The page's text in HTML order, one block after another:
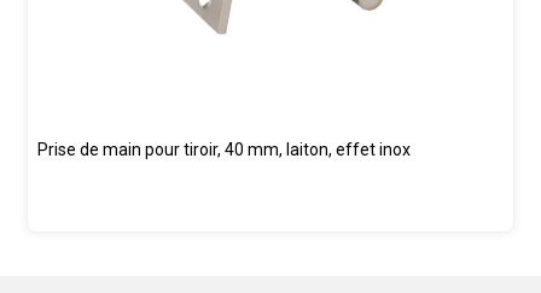
Prise de main pour tiroir, 40 mm, laiton, effet inox